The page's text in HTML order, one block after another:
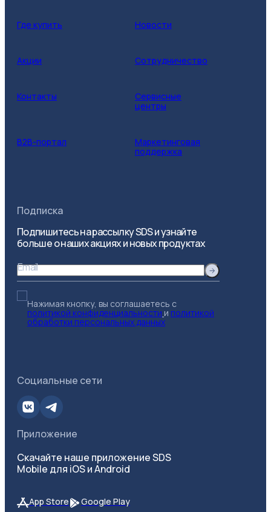
Где купить Новости
Акции Сотрудничество
Контакты
Сервисные
центры
B2B-портал
Маркетинговая
поддержка
Подписка
Подпишитесь на рассылку SDS и узнайте
больше о наших акциях и новых продуктах
Email
Нажимая кнопку, вы соглашаетесь с
политикой конфиденциальности и политикой
обработки персональных данных
Социальные сети
Приложение
Скачайте наше приложение SDS
Mobile для iOS и Android
App Store Google Play